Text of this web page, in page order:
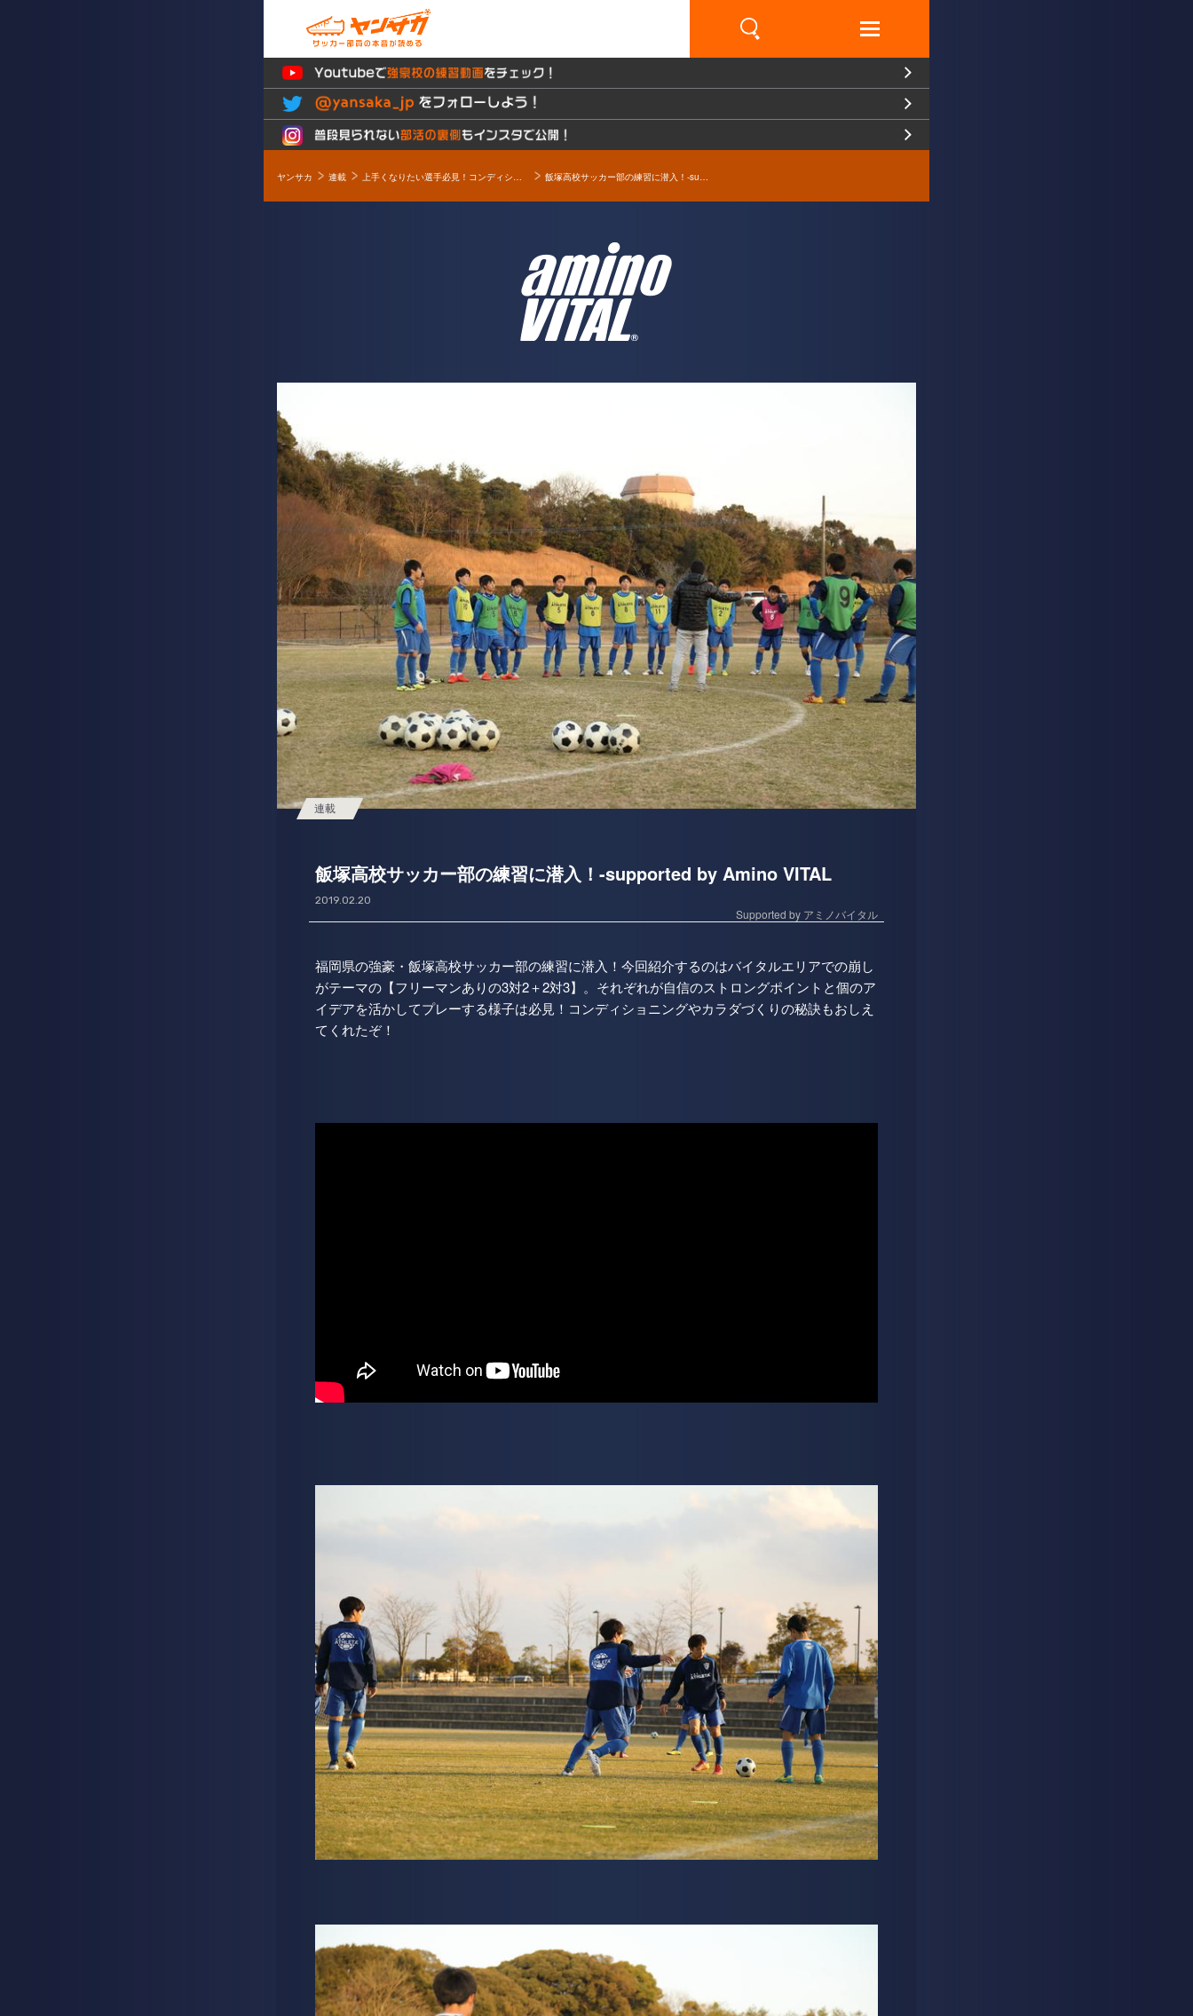
ヤンサカ 連載 上手くなりたい選手必見！コンディショニングとカラダづくりの秘訣とは!? Presented by amino VITAL 飯塚高校サッカー部の練習に潜入！-supported by Amino VITAL
飯塚高校サッカー部の練習に潜入！-supported by Amino VITAL
連載
2019.02.20
Supported by アミノバイタル
福岡県の強豪・飯塚高校サッカー部の練習に潜入！今回紹介するのはバイタルエリアでの崩し
がテーマの【フリーマンありの3対2＋2対3】。それぞれが自信のストロングポイントと個のア
イデアを活かしてプレーする様子は必見！コンディショニングやカラダづくりの秘訣もおしえ
てくれたぞ！